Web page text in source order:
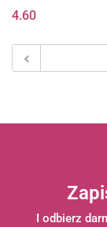
4.60
I odbierz